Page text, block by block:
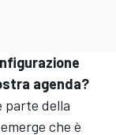
agenda?
parte della
che è